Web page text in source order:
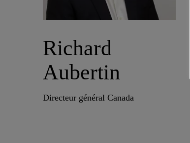
Richard
Aubertin
Directeur général Canada